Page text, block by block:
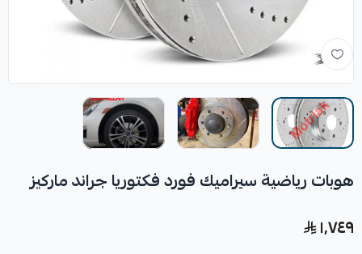
هوبات رياضية سيراميك فورد فكتوريا جراند ماركيز
١٬٧٤٩